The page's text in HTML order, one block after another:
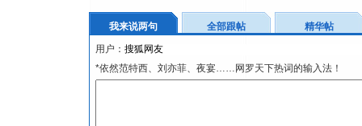
我来说两句 全部跟帖
精华帖
用户：
*依然范特西、刘亦菲、夜宴……网罗天下热词的输入法！